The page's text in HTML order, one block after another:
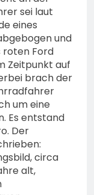
sei laut
eines
und
roten Ford
Zeitpunkt auf
brach der
um eine
Es entstand
Der
circa
alt,